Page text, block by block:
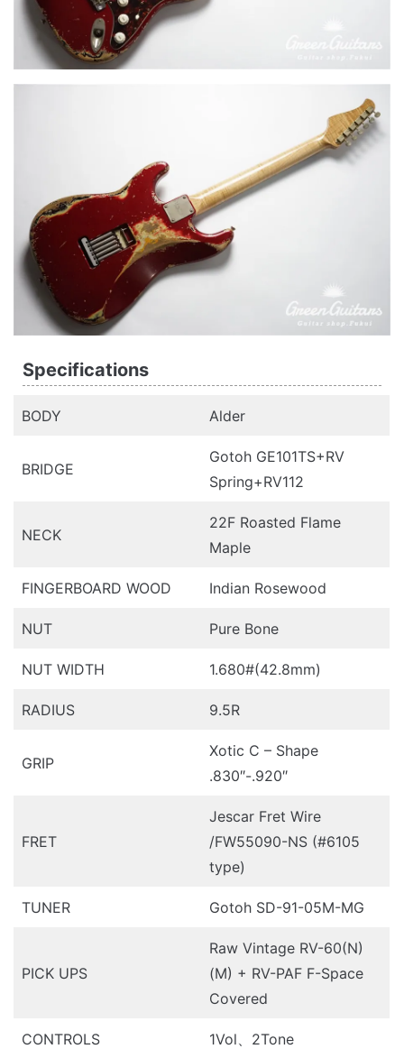
Specifications
BODY Alder
BRIDGE
Gotoh GE101TS+RV
Spring+RV112
NECK
22F Roasted Flame
Maple
FINGERBOARD WOOD Indian Rosewood
NUT Pure Bone
NUT WIDTH 1.680#(42.8mm)
RADIUS 9.5R
GRIP
Xotic C – Shape
.830″-.920″
FRET
Jescar Fret Wire
/FW55090-NS (#6105
type)
TUNER Gotoh SD-91-05M-MG
PICK UPS
Raw Vintage RV-60(N)
(M) + RV-PAF F-Space
Covered
CONTROLS 1Vol、2Tone